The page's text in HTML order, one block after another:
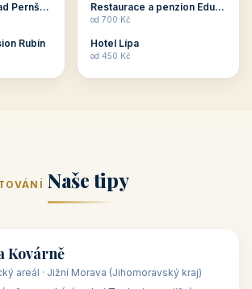
Šikland u Zvole nad Pernštejnem
Rubín
ob...
Restaurace a penzion Eduard
od 700 Kč
Hotel Lípa
od 450 Kč
Naše tipy
Kovárně
areál · Jižní Morava (Jihomoravský kraj)